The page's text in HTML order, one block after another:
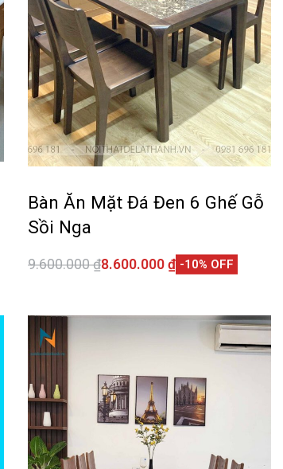
Bàn Ăn Mặt Đá Đen 6 Ghế Gỗ
Sồi Nga
9.600.000₫8.600.000 ₫ -10% OFF